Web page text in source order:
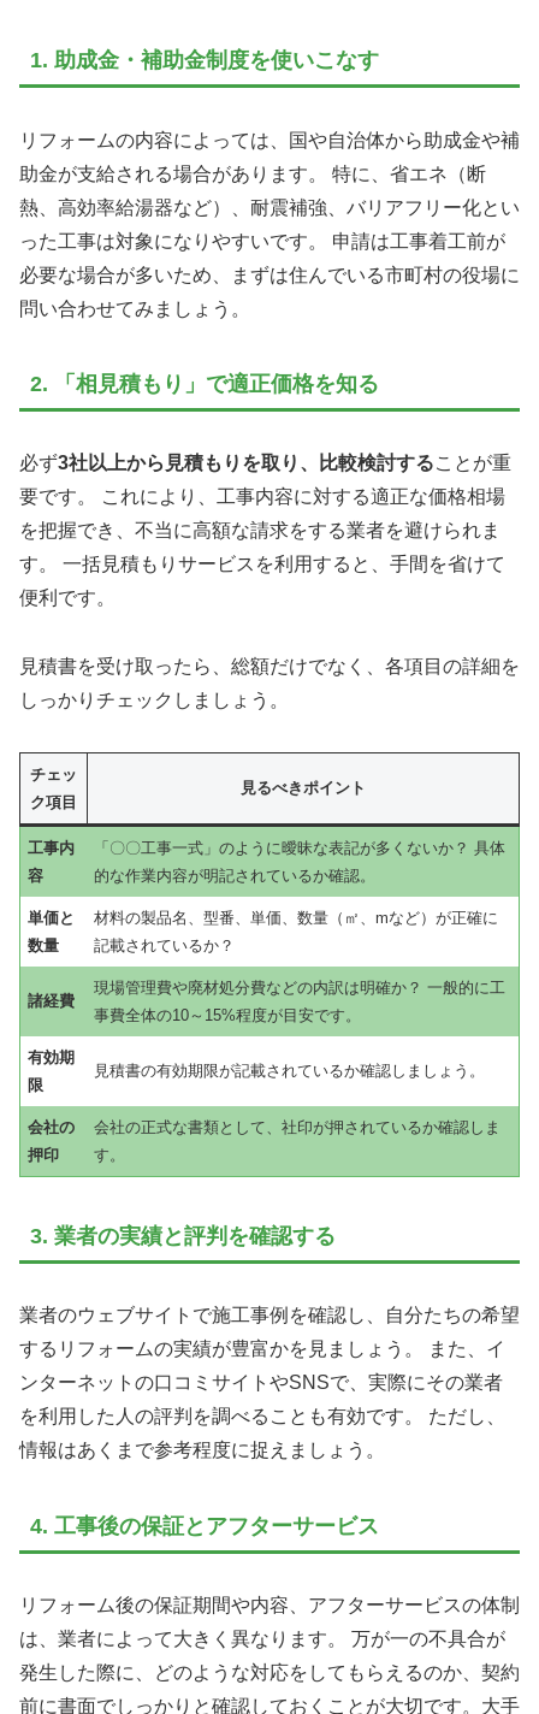
1. 助成金・補助金制度を使いこなす
リフォームの内容によっては、国や自治体から助成金や補
助金が支給される場合があります。 特に、省エネ（断
熱、高効率給湯器など）、耐震補強、バリアフリー化とい
った工事は対象になりやすいです。 申請は工事着工前が
必要な場合が多いため、まずは住んでいる市町村の役場に
問い合わせてみましょう。
2. 「相見積もり」で適正価格を知る
必ず3社以上から見積もりを取り、比較検討することが重
要です。 これにより、工事内容に対する適正な価格相場
を把握でき、不当に高額な請求をする業者を避けられま
す。 一括見積もりサービスを利用すると、手間を省けて
便利です。
見積書を受け取ったら、総額だけでなく、各項目の詳細を
しっかりチェックしましょう。
チェッ
ク項目
見るべきポイント
工事内
容
「〇〇工事一式」のように曖昧な表記が多くないか？ 具体
的な作業内容が明記されているか確認。
単価と
数量
材料の製品名、型番、単価、数量（㎡、mなど）が正確に
記載されているか？
諸経費
現場管理費や廃材処分費などの内訳は明確か？ 一般的に工
事費全体の10～15%程度が目安です。
有効期
限
見積書の有効期限が記載されているか確認しましょう。
会社の
押印
会社の正式な書類として、社印が押されているか確認しま
す。
3. 業者の実績と評判を確認する
業者のウェブサイトで施工事例を確認し、自分たちの希望
するリフォームの実績が豊富かを見ましょう。 また、イ
ンターネットの口コミサイトやSNSで、実際にその業者
を利用した人の評判を調べることも有効です。 ただし、
情報はあくまで参考程度に捉えましょう。
4. 工事後の保証とアフターサービス
リフォーム後の保証期間や内容、アフターサービスの体制
は、業者によって大きく異なります。 万が一の不具合が
発生した際に、どのような対応をしてもらえるのか、契約
前に書面でしっかりと確認しておくことが大切です。大手